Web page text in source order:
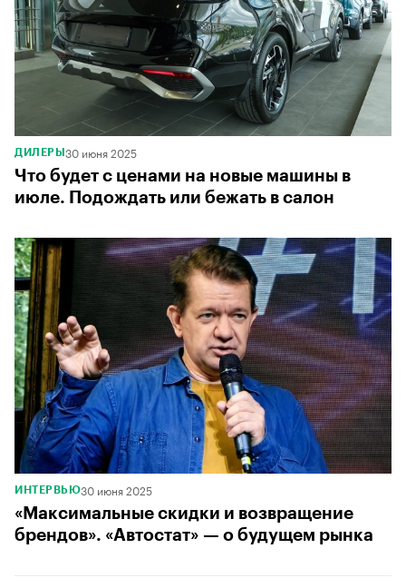
ДИЛЕРЫ 30 июня 2025
Что будет с ценами на новые машины в
июле. Подождать или бежать в салон
ИНТЕРВЬЮ30 июня 2025
«Максимальные скидки и возвращение
брендов». «Автостат» — о будущем рынка